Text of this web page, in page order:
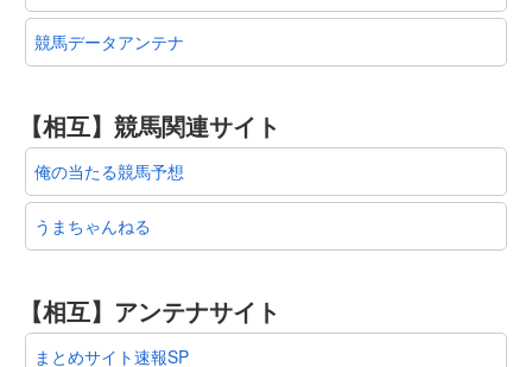
競馬データアンテナ
【相互】競馬関連サイト
俺の当たる競馬予想
うまちゃんねる
【相互】アンテナサイト
まとめサイト速報SP